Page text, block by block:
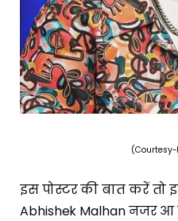
इस पोस्टर की बात करें तो
Abhishek Malhan नजर आ